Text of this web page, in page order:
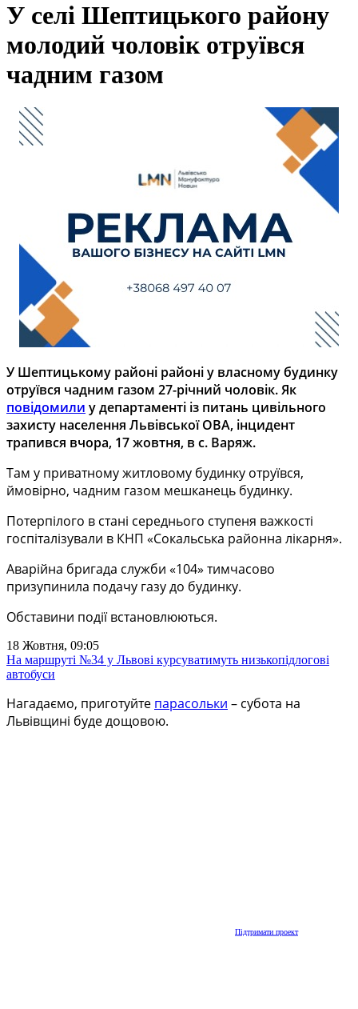
Підтримати проект
У селі Шептицького району
молодий чоловік отруївся
чадним газом
У Шептицькому районі районі у власному будинку
отруївся чадним газом 27-річний чоловік. Як
повідомили у департаменті із питань цивільного
захисту населення Львівської ОВА, інцидент
трапився вчора, 17 жовтня, в с. Варяж.
Там у приватному житловому будинку отруївся,
ймовірно, чадним газом мешканець будинку.
Потерпілого в стані середнього ступеня важкості
госпіталізували в КНП «Сокальська районна лікарня».
Аварійна бригада служби «104» тимчасово
призупинила подачу газу до будинку.
Обставини події встановлюються.
18 Жовтня, 09:05
На маршруті №34 у Львові курсуватимуть низькопідлогові
автобуси
Нагадаємо, приготуйте парасольки – субота на
Львівщині буде дощовою.